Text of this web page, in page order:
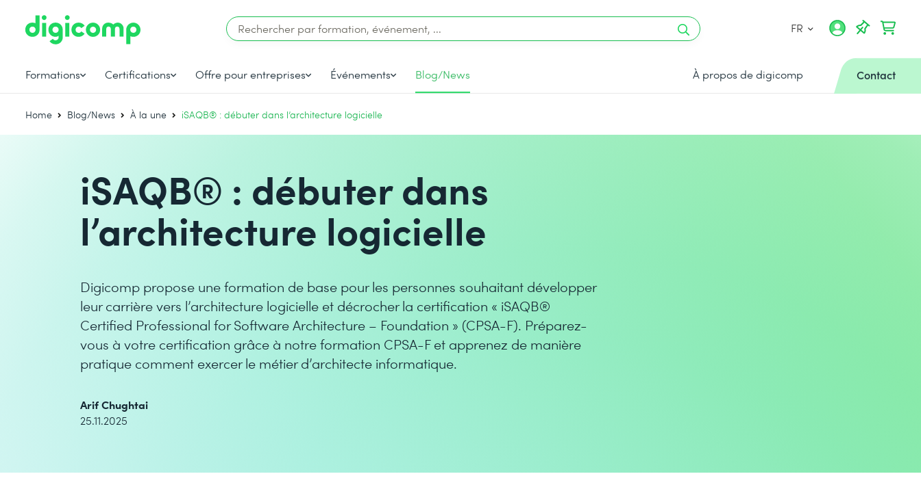
FR
Formations Certifications Offre pour entreprises Événements Blog/News À propos de digicomp Contact
Home Blog/News À la une iSAQB® : débuter dans l’architecture logicielle
iSAQB® : débuter dans
l’architecture logicielle
Digicomp propose une formation de base pour les personnes souhaitant développer
leur carrière vers l’architecture logicielle et décrocher la certification « iSAQB®
Certified Professional for Software Architecture – Foundation » (CPSA-F). Préparez-
vous à votre certification grâce à notre formation CPSA-F et apprenez de manière
pratique comment exercer le métier d’architecte informatique.
Arif Chughtai
25.11.2025